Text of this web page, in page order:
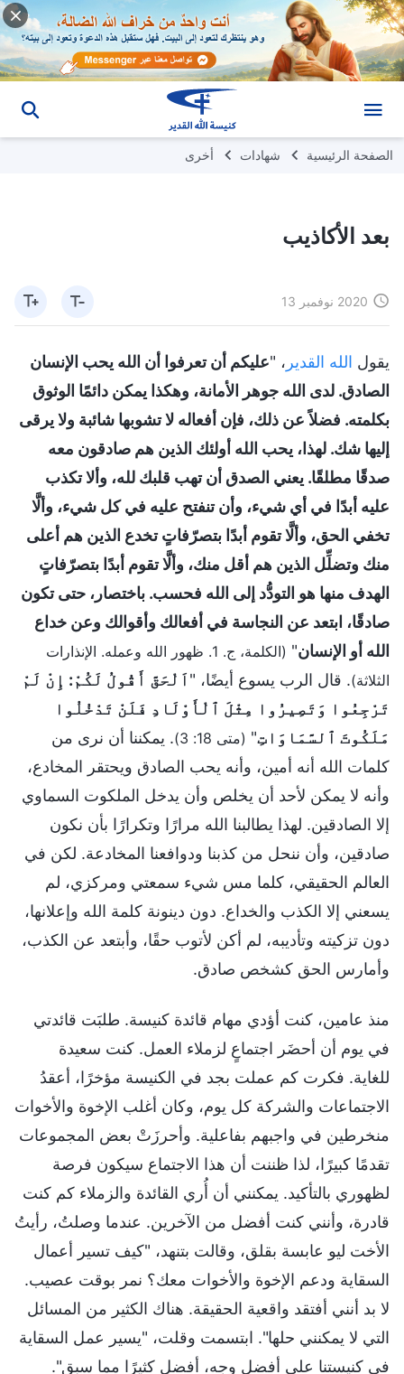
الصفحة الرئيسية شهادات أخرى
بعد الأكاذيب
2020 نوفمبر 13
يقول الله القدير ، "عليكم أن تعرفوا أن الله يحب الإنسان
الصادق. لدى الله جوهر الأمانة، وهكذا يمكن دائمًا الوثوق
بكلمته. فضلاً عن ذلك، فإن أفعاله لا تشوبها شائبة ولا يرقى
إليها شك. لهذا، يحب الله أولئك الذين هم صادقون معه
صدقًا مطلقًا. يعني الصدق أن تهب قلبك لله، وألا تكذب
عليه أبدًا في أي شيء، وأن تنفتح عليه في كل شيء، وألَّا
تخفي الحق، وألَّا تقوم أبدًا بتصرّفاتٍ تخدع الذين هم أعلى
منك وتضلِّل الذين هم أقل منك، وألَّا تقوم أبدًا بتصرّفاتٍ
الهدف منها هو التودُّد إلى الله فحسب. باختصار، حتى تكون
صادقًا، ابتعد عن النجاسة في أفعالك وأقوالك وعن خداع
الله أو الإنسان"
(الكلمة، ج. 1. ظهور الله وعمله. الإنذارات
الثلاثة). قال الرب يسوع أيضًا، "اَلْحَقَّ أَقُولُ لَكُمْ: إِنْ لَمْ
تَرْجِعُوا وَتَصِيرُوا مِثْلَ ٱلْأَوْلَادِ فَلَنْ تَدْخُلُوا
مَلَكُوتَ ٱلسَّمَاوَاتِ" (متى 18: 3)
. يمكننا أن نرى من
كلمات الله أنه أمين، وأنه يحب الصادق ويحتقر المخادع،
وأنه لا يمكن لأحد أن يخلص وأن يدخل الملكوت السماوي
إلا الصادقين. لهذا يطالبنا الله مرارًا وتكرارًا بأن نكون
صادقين، وأن ننحل من كذبنا ودوافعنا المخادعة. لكن في
العالم الحقيقي، كلما مس شيء سمعتي ومركزي، لم
يسعني إلا الكذب والخداع. دون دينونة كلمة الله وإعلانها،
دون تزكيته وتأديبه، لم أكن لأتوب حقًا، وأبتعد عن الكذب،
وأمارس الحق كشخص صادق.
منذ عامين، كنت أؤدي مهام قائدة كنيسة. طلبَت قائدتي
في يوم أن أحضَر اجتماعٍ لزملاء العمل. كنت سعيدة
للغاية. فكرت كم عملت بجد في الكنيسة مؤخرًا، أعقدُ
الاجتماعات والشركة كل يوم، وكان أغلب الإخوة والأخوات
منخرطين في واجبهم بفاعلية. وأحرزَتْ بعض المجموعات
تقدمًا كبيرًا، لذا ظننت أن هذا الاجتماع سيكون فرصة
لظهوري بالتأكيد. يمكنني أن أُري القائدة والزملاء كم كنت
قادرة، وأنني كنت أفضل من الآخرين. عندما وصلتُ، رأيتُ
الأخت ليو عابسة بقلق، وقالت بتنهد، "كيف تسير أعمال
السقاية ودعم الإخوة والأخوات معك؟ نمر بوقت عصيب.
لا بد أنني أفتقد واقعية الحقيقة. هناك الكثير من المسائل
التي لا يمكنني حلها". ابتسمت وقلت، "يسير عمل السقاية
في كنيستنا على أفضل وجه، أفضل كثيرًا مما سبق".